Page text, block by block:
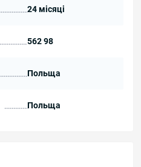
24 місяці
562 98
Польща
Польща